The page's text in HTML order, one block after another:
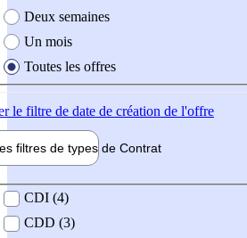
Deux semaines
Un mois
Toutes les offres
le filtre de date de création de l'offre
filtres de types de Contrat
contrat
CDI (4)
CDD (3)